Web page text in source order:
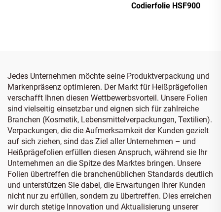
Codierfolie HSF900
Jedes Unternehmen möchte seine Produktverpackung und
Markenpräsenz optimieren. Der Markt für Heißprägefolien
verschafft Ihnen diesen Wettbewerbsvorteil. Unsere Folien
sind vielseitig einsetzbar und eignen sich für zahlreiche
Branchen (Kosmetik, Lebensmittelverpackungen, Textilien).
Verpackungen, die die Aufmerksamkeit der Kunden gezielt
auf sich ziehen, sind das Ziel aller Unternehmen – und
Heißprägefolien erfüllen diesen Anspruch, während sie Ihr
Unternehmen an die Spitze des Marktes bringen. Unsere
Folien übertreffen die branchenüblichen Standards deutlich
und unterstützen Sie dabei, die Erwartungen Ihrer Kunden
nicht nur zu erfüllen, sondern zu übertreffen. Dies erreichen
wir durch stetige Innovation und Aktualisierung unserer